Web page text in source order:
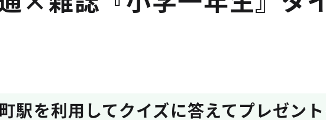
駅を利用してクイズに答えてプレゼント